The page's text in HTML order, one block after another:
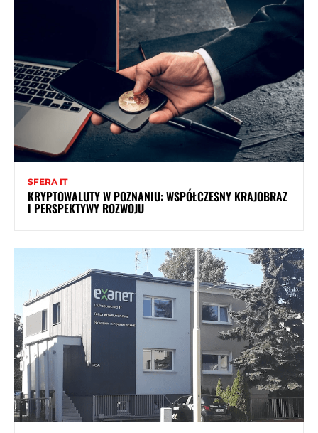
SFERA IT
KRYPTOWALUTY W POZNANIU: WSPÓŁCZESNY KRAJOBRAZ
I PERSPEKTYWY ROZWOJU